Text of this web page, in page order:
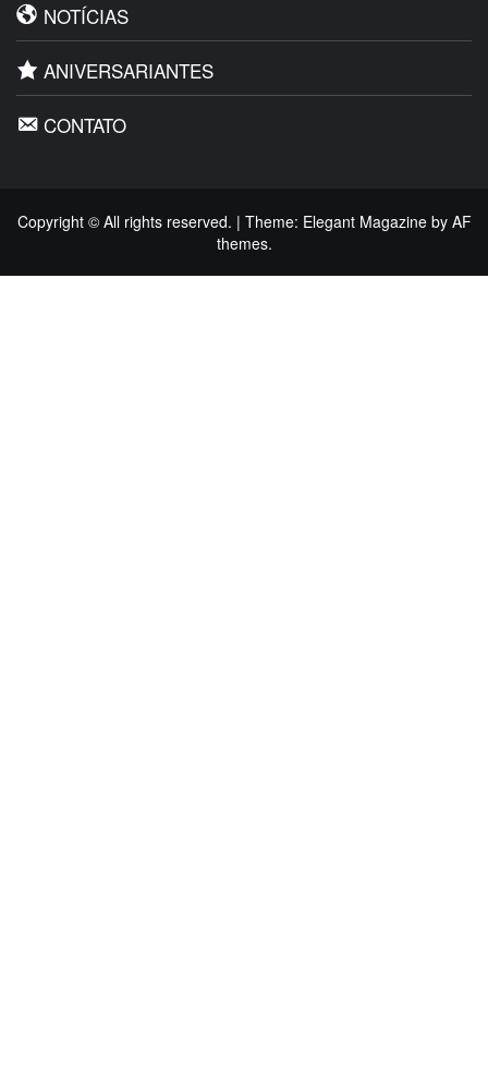
NOTÍCIAS
ANIVERSARIANTES
CONTATO
Copyright © All rights reserved. | Theme: Elegant Magazineby AF
themes.